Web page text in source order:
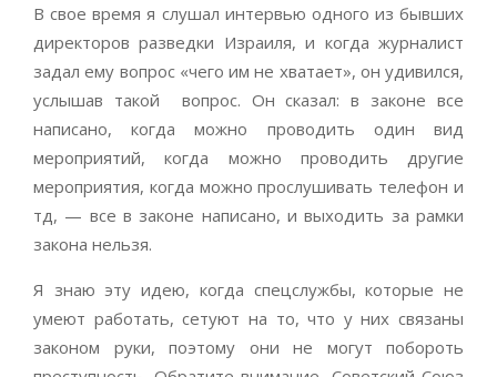
В свое время я слушал интервью одного из бывших
директоров разведки Израиля, и когда журналист
задал ему вопрос «чего им не хватает», он удивился,
услышав такой вопрос. Он сказал: в законе все
написано, когда можно проводить один вид
мероприятий, когда можно проводить другие
мероприятия, когда можно прослушивать телефон и
тд, — все в законе написано, и выходить за рамки
закона нельзя.
Я знаю эту идею, когда спецслужбы, которые не
умеют работать, сетуют на то, что у них связаны
законом руки, поэтому они не могут побороть